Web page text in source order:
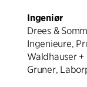
Ingeniør
Drees &
Ingenieure,
Waldhauser +
Gruner,